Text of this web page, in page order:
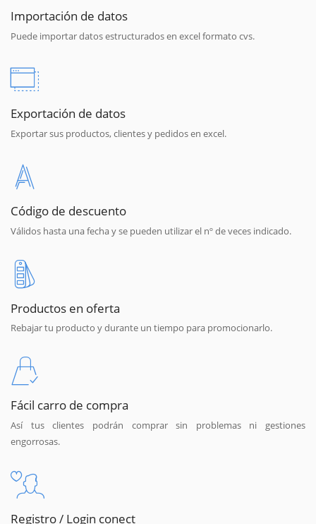
Importación de datos
Puede importar datos estructurados en excel formato cvs.
Exportación de datos
Exportar sus productos, clientes y pedidos en excel.
Código de descuento
Válidos hasta una fecha y se pueden utilizar el nº de veces indicado.
Productos en oferta
Rebajar tu producto y durante un tiempo para promocionarlo.
Fácil carro de compra
Así tus clientes podrán comprar sin problemas ni gestiones
engorrosas.
Registro / Login conect